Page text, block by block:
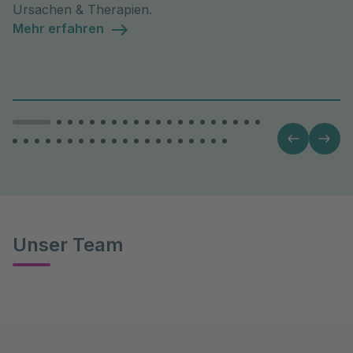
Ursachen & Therapien.
Mehr erfahren
Unser Team